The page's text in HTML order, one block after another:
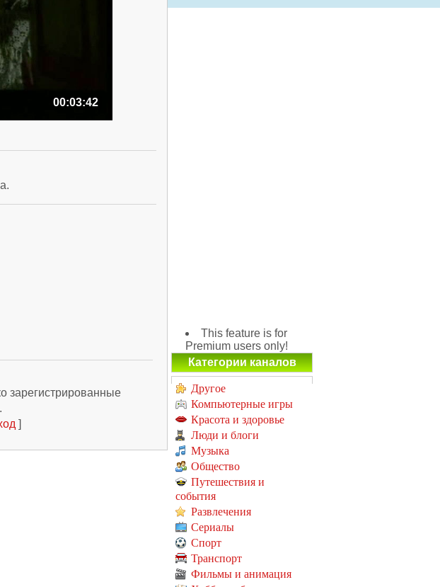
00:03:42
зарегистрированные
]
This feature is for
Premium users only!
Категории каналов
Другое
Компьютерные игры
Красота и здоровье
Люди и блоги
Музыка
Общество
Путешествия и
события
Развлечения
Сериалы
Спорт
Транспорт
Фильмы и анимация